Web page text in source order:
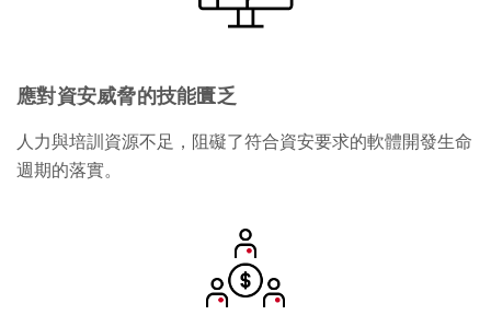
應對資安威脅的技能匱乏
人力與培訓資源不足，阻礙了符合資安要求的軟體開發生命
週期的落實。